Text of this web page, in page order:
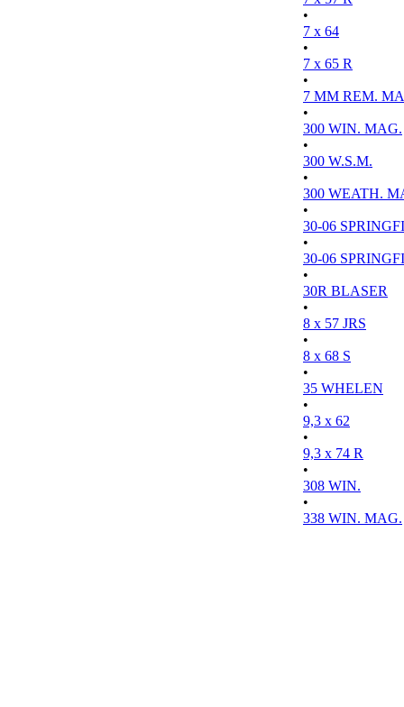
•
7 x 64
•
7 x 65 R
•
7 MM REM.
•
300 WIN. MAG.
•
300 W.S.M.
•
300 WEATH.
•
30-06
•
30-06
•
30R BLASER
•
8 x 57 JRS
•
8 x 68 S
•
35 WHELEN
•
9,3 x 62
•
9,3 x 74 R
•
308 WIN.
•
338 WIN. MAG.